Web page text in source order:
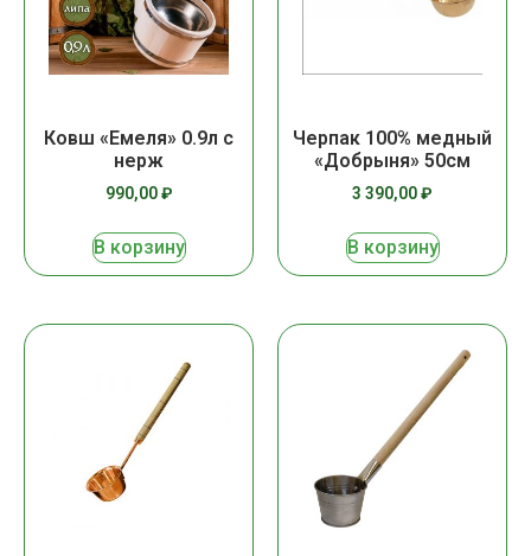
Ковш «Емеля» 0.9л с
нерж
990,00₽
В корзину
Черпак 100% медный
«Добрыня» 50см
3 390,00₽
В корзину